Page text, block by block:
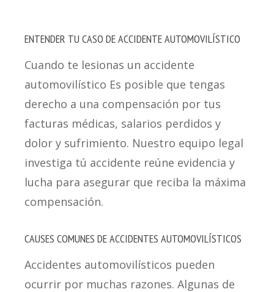
ENTENDER TU CASO DE ACCIDENTEAUTOMOVILÍSTICO
Cuando te lesionas un accidente
automovilístico Es posible que tengas
derecho a una compensación por tus
facturas médicas, salarios perdidos y
dolor y sufrimiento. Nuestro equipo legal
investiga tú accidente reúne evidencia y
lucha para asegurar que reciba la máxima
compensación.
CAUSES COMUNES DE ACCIDENTES AUTOMOVILÍSTICOS
Accidentes automovilísticos pueden
ocurrir por muchas razones. Algunas de